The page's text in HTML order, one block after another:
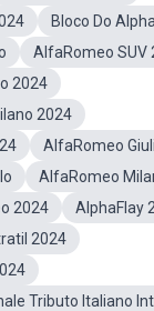
Bloco Do
AlfaRomeo SUV
2024
2024
AlfaRomeo
AlfaRomeo
2024
AlphaFlay
2024
Tributo Italiano